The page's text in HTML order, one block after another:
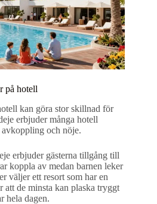
på hotell
kan göra stor skillnad för
erbjuder många hotell
och nöje.
erbjuder gästerna tillgång till
koppla av medan barnen leker
väljer ett resort som har en
de minsta kan plaska tryggt
hela dagen.